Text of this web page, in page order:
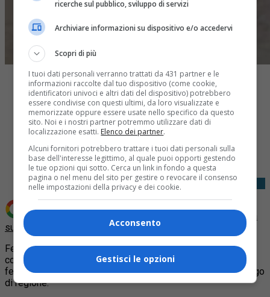
Share
Tweet
Aggiungi Quotidiano Piemontese come
Fonte preferita
su Google
Festa in strada nelle maggiori città piemontesi per la
comunità marocchina che vive in Piemonte, si segnalano
festeggiamenti a Pinerolo, Carmagnola e anche nel capoluogo
di regione.
ricerche sul pubblico, sviluppo di servizi
Archiviare informazioni su dispositivo e/o accedervi
Scopri di più
I tuoi dati personali verranno trattati da 431 partner e le
informazioni raccolte dal tuo dispositivo (come cookie,
identificatori univoci e altri dati del dispositivo) potrebbero
essere condivise con questi ultimi, da loro visualizzate e
memorizzate oppure essere usate nello specifico da questo
sito. Noi e i nostri partner potremmo utilizzare dati di
localizzazione esatti. Elenco dei partner.
Alcuni fornitori potrebbero trattare i tuoi dati personali sulla
base dell'interesse legittimo, al quale puoi opporti gestendo
le tue opzioni qui sotto. Cerca un link in fondo a questa
pagina o nel menu del sito per gestire o revocare il consenso
nelle impostazioni della privacy e dei cookie.
Acconsento
Gestisci le opzioni